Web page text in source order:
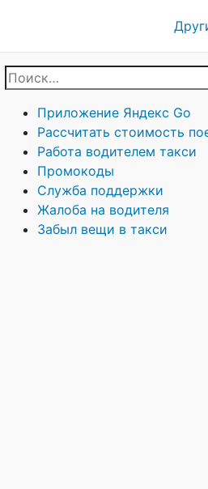
Приложение Яндекс Go
Рассчитать стоимость
Работа водителем такси
Промокоды
Служба поддержки
Жалоба на водителя
Забыл вещи в такси